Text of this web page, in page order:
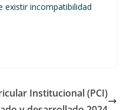
existir incompatibilidad
Institucional (PCI)